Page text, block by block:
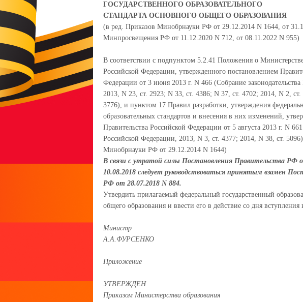
ГОСУДАРСТВЕННОГО ОБРАЗОВАТЕЛЬНОГО
СТАНДАРТА ОСНОВНОГО ОБЩЕГО ОБРАЗОВАНИЯ
(в ред. Приказов Минобрнауки РФ от 29.12.2014 N 1644, от
Минпросвещения РФ от 11.12.2020 N 712, от 08.11.2022 N 955)
В соответствии с подпунктом 5.2.41 Положения о
Российской Федерации, утвержденного постановлением
Федерации от 3 июня 2013 г. N 466 (Собрание
2013, N 23, ст. 2923; N 33, ст. 4386; N 37, ст. 4702; 2014, N 2,
3776), и пунктом 17 Правил разработки, утверждения
образовательных стандартов и внесения в них изменений,
Правительства Российской Федерации от 5 августа 2013 г. N
Российской Федерации, 2013, N 3, ст. 4377; 2014, N 38, ст.
Минобрнауки РФ от 29.12.2014 N 1644)
В связи с утратой силы Постановления Правительства РФ
10.08.2018 следует руководствоваться принятым взамен
РФ от 28.07.2018 N 884.
Утвердить прилагаемый федеральный государственный
общего образования и ввести его в действие со дня
Министр
А.А.ФУРСЕНКО
Приложение
УТВЕРЖДЕН
Приказом Министерства образования